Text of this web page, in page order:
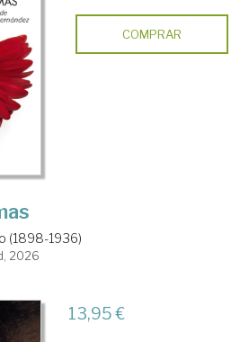
COMPRAR
(1898-1936)
2026
13,95 €